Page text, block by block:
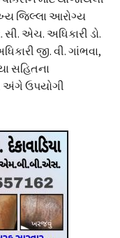
જિલ્લા આરોગ્ય
એચ. અધિકારી ડો.
જી. વી. ગાંભવા,
સહિતના
અંગે ઉપયોગી